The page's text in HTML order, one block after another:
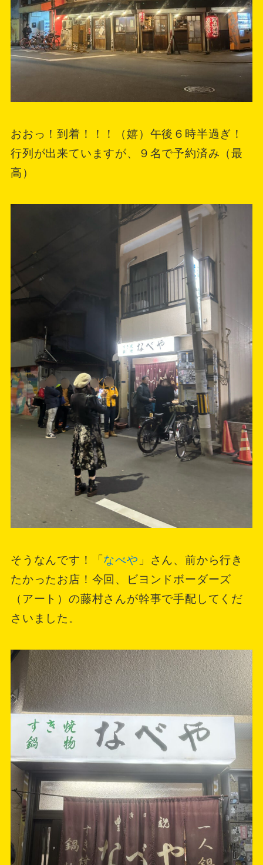
おおっ！到着！！！（嬉）午後６時半過ぎ！
行列が出来ていますが、９名で予約済み（最
高）
そうなんです！「なべや 」さん、前から行き
たかったお店！今回、ビヨンドボーダーズ
（アート）の藤村さんが幹事で手配してくだ
さいました。